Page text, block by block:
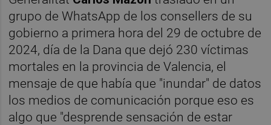
grupo de WhatsApp de los consellers de su
gobierno a primera hora del 29 de octubre de
2024, día de la Dana que dejó 230 víctimas
mortales en la provincia de Valencia, el
mensaje de que había que "inundar" de datos
los medios de comunicación porque eso es
algo que "desprende sensación de estar